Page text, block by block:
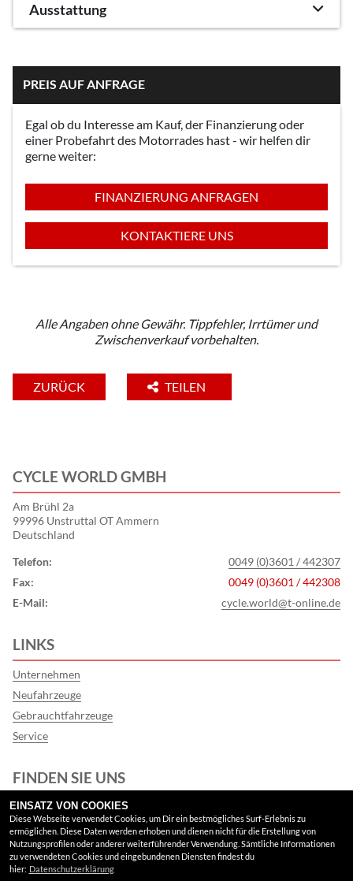
Ausstattung
PREIS AUF ANFRAGE
Egal ob du Interesse am Kauf, der Finanzierung oder
einer Probefahrt des Motorrades hast - wir helfen dir
gerne weiter:
FINANZIERUNG ANFRAGEN
KONTAKTIERE UNS
Alle Angaben ohne Gewähr. Tippfehler, Irrtümer und
Zwischenverkauf vorbehalten.
ZURÜCK TEILEN
CYCLE WORLD GMBH
Am Brühl 2a
99996 Unstruttal OT Ammern
Deutschland
Telefon:
0049 (0)3601 / 442307
Fax:
0049 (0)3601 / 442308
E-Mail:
cycle.world@t-online.de
LINKS
Unternehmen
Neufahrzeuge
Gebrauchtfahrzeuge
Service
FINDEN SIE UNS
Facebook
Google Maps
EINSATZ VON COOKIES
Diese Webseite verwendet Cookies, um Dir ein bestmögliches Surf-Erlebnis zu
ermöglichen. Diese Daten werden erhoben und dienen nicht für die Erstellung von
Nutzungsprofilen oder anderer weiterführender Verwendung. Sämtliche Informationen
zu verwendeten Cookies und eingebundenen Diensten findest du
hier: Datenschutzerklärung